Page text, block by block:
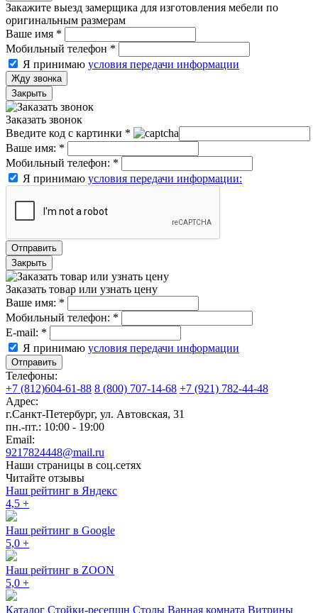
Закажите выезд замерщика для изготовления мебели по
оригинальным размерам
Ваше имя *
Мобильный телефон *
Я принимаю условия передачи информации
Жду звонка
Закрыть
Заказать звонок
Введите код с картинки *
Ваше имя: *
Мобильный телефон: *
Я принимаю условия передачи информации:
Отправить
Закрыть
Заказать товар или узнать цену
Ваше имя: *
Мобильный телефон: *
E-mail: *
Я принимаю условия передачи информации
Отправить
Телефоны:
+7 (812)604-61-88 8 (800) 707-14-68 +7 (921) 782-44-48
Адрес:
г.Санкт-Петербург, ул. Автовская, 31
пн.-пт.: 10:00 - 19:00
Email:
9217824448@mail.ru
Наши страницы в соц.сетях
Читайте отзывы
Наш рейтинг в Яндекс
4,5 +
Наш рейтинг в Google
5,0 +
Наш рейтинг в ZOON
5,0 +
Каталог Стойки-ресепшн Столы Ванная комната Витрины